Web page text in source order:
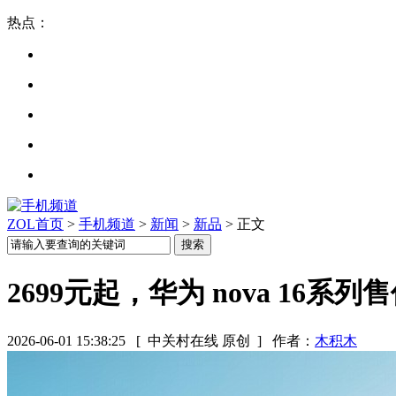
热点：
ZOL首页 > 手机频道 > 新闻 > 新品 > 正文
2699元起，华为 nova 16系列
2026-06-01 15:38:25 [ 中关村在线 原创 ] 作者： 木积木